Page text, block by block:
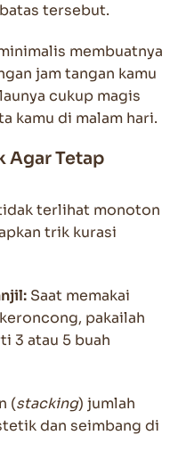
tersebut.
membuatnya
jam tangan kamu
cukup magis
kamu di malam hari.
Agar Tetap
terlihat monoton
trik kurasi
Saat memakai
pakailah
3 atau 5 buah
(stacking) jumlah
dan seimbang di